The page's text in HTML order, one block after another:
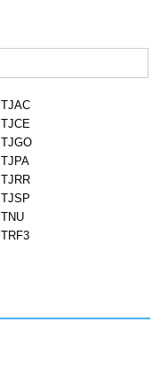
TJAC
TJCE
TJGO
TJPA
TJRR
TJSP
TNU
TRF3